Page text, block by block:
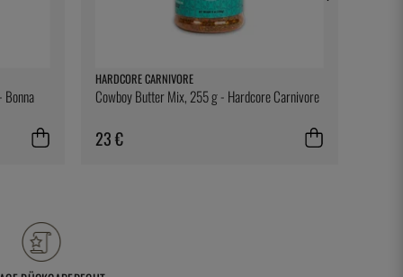
Bonna
HARDCORE CARNIVORE
Cowboy Butter Mix, 255 g - Hardcore Carnivore
23 €